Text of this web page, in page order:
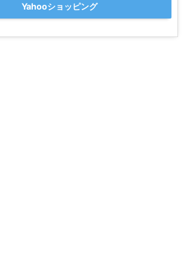
Yahooショッピング